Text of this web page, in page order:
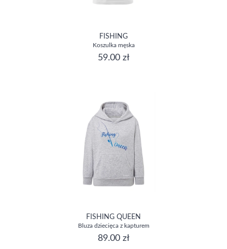
FISHING
Koszulka męska
59.00 zł
FISHING QUEEN
Bluza dziecięca z kapturem
89.00 zł